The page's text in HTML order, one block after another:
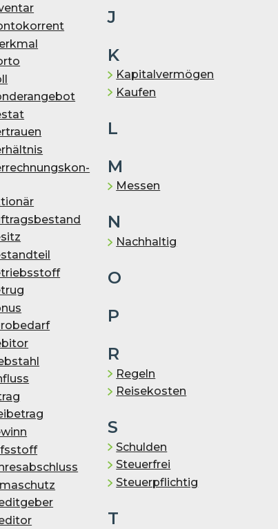
J
K
Kapitalvermögen
Kaufen
L
M
Messen
N
Nachhaltig
O
P
R
Regeln
Reisekosten
S
Schulden
Steuerfrei
Steuerpflichtig
T